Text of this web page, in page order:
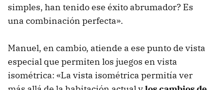
simples, han tenido ese éxito abrumador? Es
una combinación perfecta».
Manuel, en cambio, atiende a ese punto de vista
especial que permiten los juegos en vista
isométrica: «La vista isométrica permitía ver